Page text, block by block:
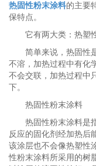
热固性粉末涂料的主要
保特点。
它有两大类： 热塑
简单来说，热固性
不溶，加热过程中有化
不会交联，加热过程中
下。
热固性粉末涂料
热固性粉末涂料是
反应的固化剂经加热后
该涂层也不会像热塑性
性粉末涂料所采用的树